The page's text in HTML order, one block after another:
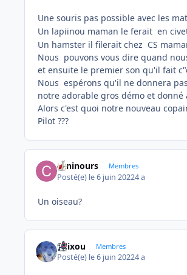
Une souris pas possible avec les
Un lapiinou maman le ferait en
Un hamster il filerait chez CS
Nous pouvons vous dire quand
et ensuite le premier son qu'il fait
Nous espérons qu'il ne donnera
notre adorable gros démo et donné
Alors c'est quoi notre nouveau
Pilot ???
caninours Membres
Posté(e) le 6 juin 20224 a
Un oiseau?
felixou Membres
Posté(e) le 6 juin 20224 a